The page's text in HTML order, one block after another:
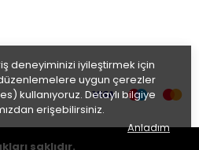
deneyiminizi iyileştirmek için
uygun çerezler
kullanıyoruz. Detaylı bilgiye
erişebilirsiniz.
Anladım
saklıdır.